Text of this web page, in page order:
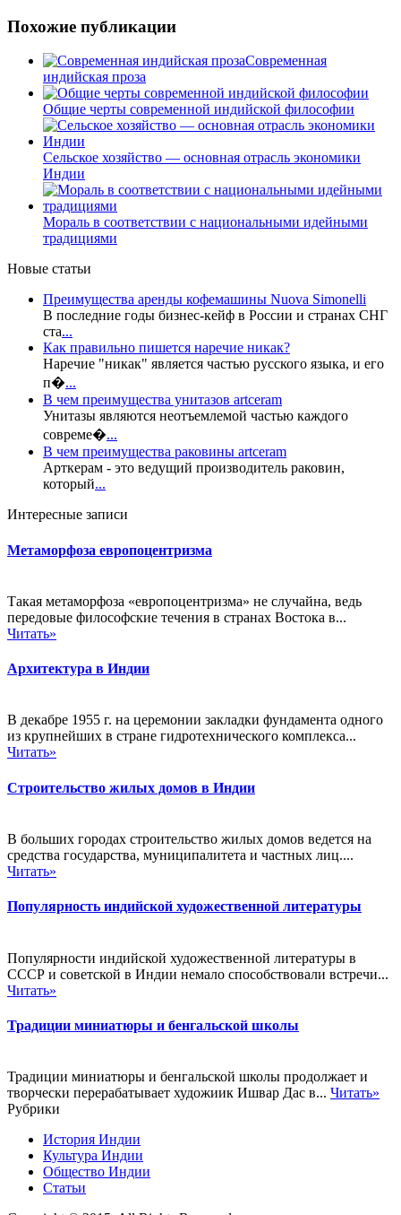
Похожие публикации
Современная
индийская проза
Общие черты современной индийской философии
Сельское хозяйство — основная отрасль экономики
Индии
Мораль в соответствии с национальными идейными
традициями
Новые статьи
Преимущества аренды кофемашины Nuova Simonelli
В последние годы бизнес-кейф в России и странах СНГ
ста...
Как правильно пишется наречие никак?
Наречие "никак" является частью русского языка, и его
п�...
В чем преимущества унитазов artceram
Унитазы являются неотъемлемой частью каждого
совреме�...
В чем преимущества раковины artceram
Арткерам - это ведущий производитель раковин,
который...
Интересные записи
Метаморфоза европоцентризма
Такая метаморфоза «европоцентризма» не случайна, ведь
передовые философские течения в странах Востока в...
Читать»
Архитектура в Индии
В декабре 1955 г. на церемонии закладки фундамента одного
из крупнейших в стране гидротехнического комплекса...
Читать»
Строительство жилых домов в Индии
В больших городах строительство жилых домов ведется на
средства государства, муниципалитета и частных лиц....
Читать»
Популярность индийской художественной литературы
Популярности индийской художественной литературы в
СССР и советской в Индии немало способствовали встречи...
Читать»
Традиции миниатюры и бенгальской школы
Традиции миниатюры и бенгальской школы продолжает и
творчески перерабатывает художиик Ишвар Дас в... Читать»
Рубрики
История Индии
Культура Индии
Общество Индии
Статьи